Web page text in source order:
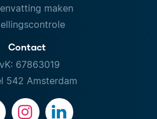
maken
Contact
67863019
542 Amsterdam